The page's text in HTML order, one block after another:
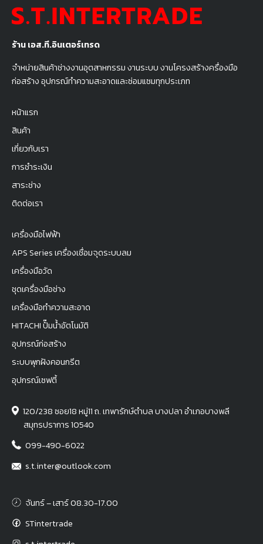
ร้าน เอส.ที.อินเตอร์เทรด
จำหน่ายสินค้าช่างงานอุตสาหกรรม งานระบบ งานโครงสร้างครื่องมือ
ก่อสร้าง อุปกรณ์ทำความสะอาดและซ่อมแซมทุกประเภท
หน้าแรก
สินค้า
เกี่ยวกับเรา
การชำระเงิน
สาระช่าง
ติดต่อเรา
เครื่องมือไฟฟ้า
APS Series เครื่องเชื่อมจุดระบบลม
เครื่องมือวัด
ชุดเครื่องมือช่าง
เครื่องมือทำความสะอาด
HITACHI ปั๊มน้ำอัตโนมัติ
อุปกรณ์ก่อสร้าง
ระบบพุกฝังคอนกรีต
อุปกรณ์เซฟตี้
120/238 ซอย18 หมู่11 ถ. เทพารักษ์ตำบล บางปลา อำเภอบางพลี
สมุทรปราการ 10540
099-490-6022
s.t.inter@outlook.com
จันทร์ – เสาร์ 08.30-17.00
STintertrade